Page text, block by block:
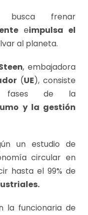
frenar
eimpulsa el
al planeta.
, embajadora
(UE), consiste
fases de la
y la gestión
un estudio de
circular en
hasta el 99% de
la funcionaria de